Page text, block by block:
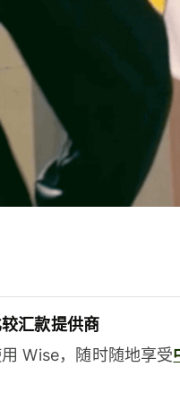
汇款提供商
Wise，随时随地享受